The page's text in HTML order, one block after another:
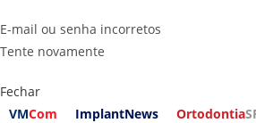
E-mail ou senha incorretos
Tente novamente
Fechar
VMCom ImplantNews Ortodontia